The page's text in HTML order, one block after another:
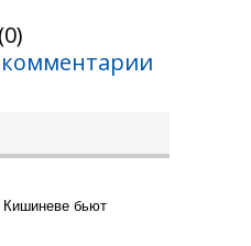
Кишиневе бьют